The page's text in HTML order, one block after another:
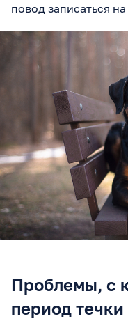
повод записаться
Проблемы, с
период течки